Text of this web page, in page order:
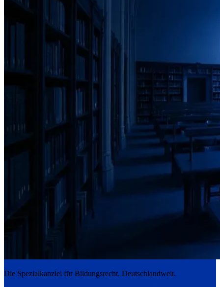
Die Spezialkanzlei für Bildungsrecht. Deutschlandweit.